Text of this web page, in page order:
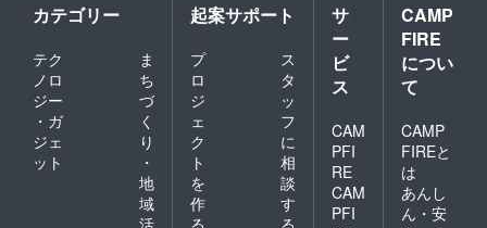
カテゴリー
テク
ノロ
ジー
・ガ
ジェ
ット
ま
ち
づ
く
り
・
地
域
活
起案サポート
プ
ロ
ジ
ェ
ク
ト
を
作
る
ス
タ
ッ
フ
に
相
談
す
る
サ
ー
ビ
ス
CAM
PFI
RE
CAM
PFI
CAMP
FIRE
につい
て
CAMP
FIREと
は
あんし
ん・安